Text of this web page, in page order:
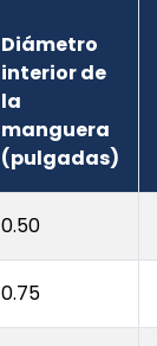
Diámetro
interior de
la
manguera
(pulgadas)
0.50
0.75